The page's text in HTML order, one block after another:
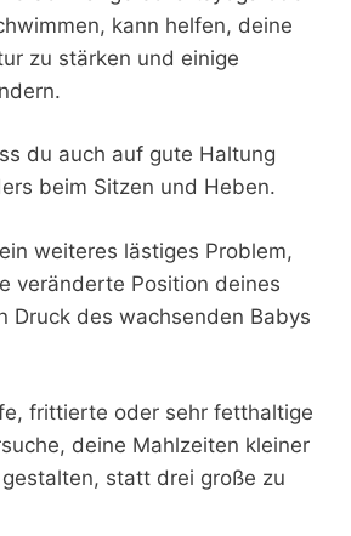
kann helfen, deine
zu stärken und einige
du auch auf gute Haltung
beim Sitzen und Heben.
weiteres lästiges Problem,
veränderte Position deines
Druck des wachsenden Babys
frittierte oder sehr fetthaltige
deine Mahlzeiten kleiner
statt drei große zu